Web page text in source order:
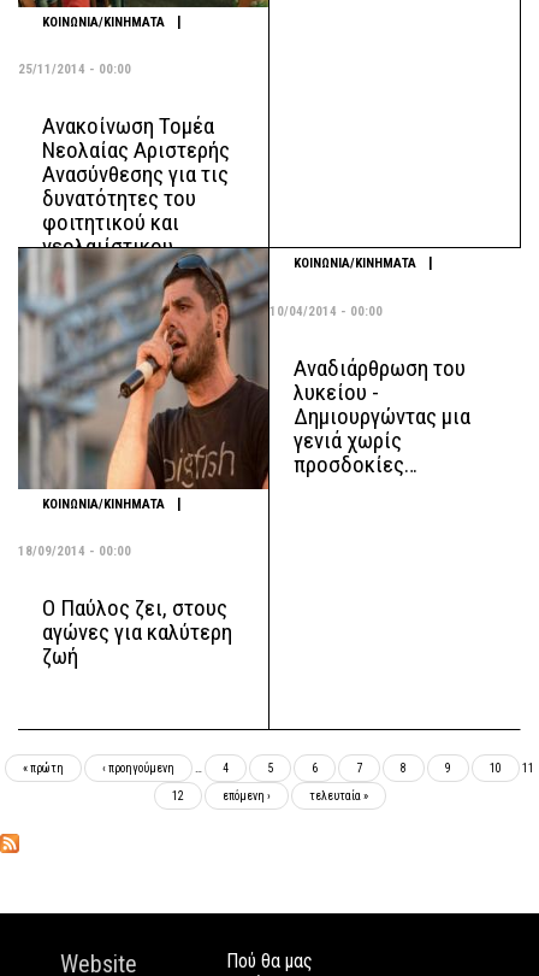
ΚΟΙΝΩΝΙΑ/ΚΙΝΗΜΑΤΑ |
25/11/2014 - 00:00
Ανακοίνωση Τομέα
Νεολαίας Αριστερής
Ανασύνθεσης για τις
δυνατότητες του
φοιτητικού και
νεολαιίστικου
κινήματος και τις
ευθύνες των
σχημάτων και των
αγωνιστών- στριών
της ΕΑΑΚ
ΚΟΙΝΩΝΙΑ/ΚΙΝΗΜΑΤΑ |
18/09/2014 - 00:00
Ο Παύλος ζει, στους
αγώνες για καλύτερη
ζωή
ΚΟΙΝΩΝΙΑ/ΚΙΝΗΜΑΤΑ
10/04/2014 - 00:00
Αναδιάρθρωση του
λυκείου -
Δημιουργώντας μια
γενιά χωρίς
προσδοκίες…
Σελίδες
« πρώτη ‹ προηγούμενη 4 5 6 7 8 9 10 11
12 επόμενη › τελευταία »
Website
Πού θα μας